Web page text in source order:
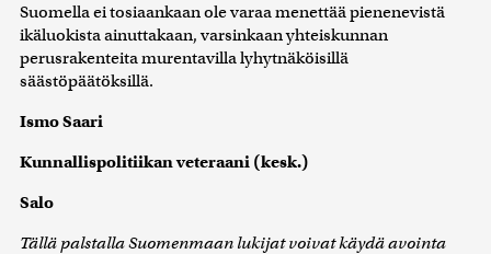
Suomella ei tosiaankaan ole varaa menettää pienenevistä
ikäluokista ainuttakaan, varsinkaan yhteiskunnan
perusrakenteita murentavilla lyhytnäköisillä
säästöpäätöksillä.
Ismo Saari
Kunnallispolitiikan veteraani (kesk.)
Salo
Tällä palstalla Suomenmaan lukijat voivat käydä avointa